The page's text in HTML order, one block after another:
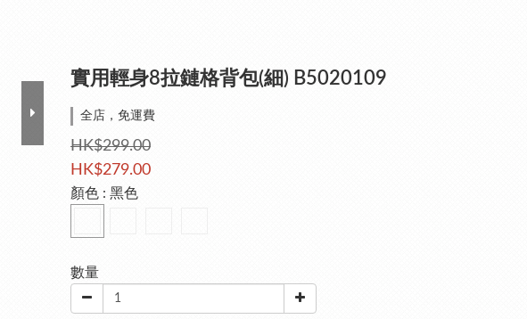
實用輕身8拉鏈格背包(細) B5020109
全店，免運費
HK$299.00
HK$279.00
顏色 : 黑色
數量